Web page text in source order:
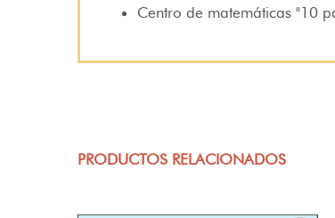
Centro de matemáticas "10
PRODUCTOS RELACIONADOS